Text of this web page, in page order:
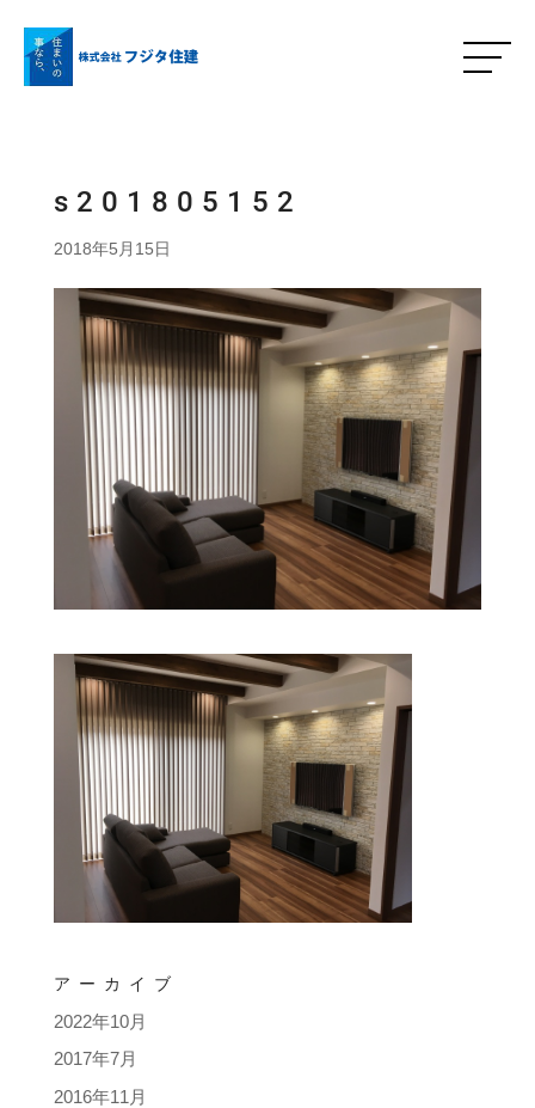
s201805152
2018年5月15日
アーカイブ
2022年10月
2017年7月
2016年11月